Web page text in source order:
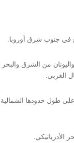
في جنوب شرق أوروبا.
من الشرق
الغربي.
على طول حدودها
الأدرياتيكي.